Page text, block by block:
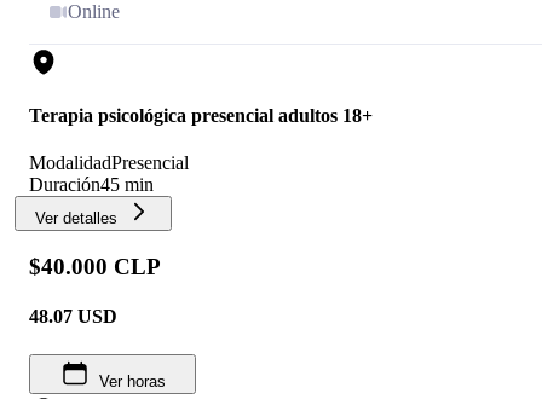
Online
Terapia psicológica presencial adultos 18+
ModalidadPresencial
Duración45 min
Ver detalles
$40.000 CLP
48.07 USD
Ver horas